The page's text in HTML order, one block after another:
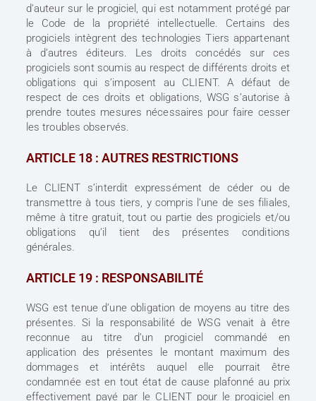
d’auteur sur le progiciel, qui est notamment protégé par
le Code de la propriété intellectuelle. Certains des
progiciels intègrent des technologies Tiers appartenant
à d’autres éditeurs. Les droits concédés sur ces
progiciels sont soumis au respect de différents droits et
obligations qui s’imposent au CLIENT. A défaut de
respect de ces droits et obligations, WSG s’autorise à
prendre toutes mesures nécessaires pour faire cesser
les troubles observés.
ARTICLE 18 : AUTRES RESTRICTIONS
Le CLIENT s’interdit expressément de céder ou de
transmettre à tous tiers, y compris l’une de ses filiales,
même à titre gratuit, tout ou partie des progiciels et/ou
obligations qu’il tient des présentes conditions
générales.
ARTICLE 19 : RESPONSABILITÉ
WSG est tenue d’une obligation de moyens au titre des
présentes. Si la responsabilité de WSG venait à être
reconnue au titre d’un progiciel commandé en
application des présentes le montant maximum des
dommages et intérêts auquel elle pourrait être
condamnée est en tout état de cause plafonné au prix
effectivement payé par le CLIENT pour le progiciel en